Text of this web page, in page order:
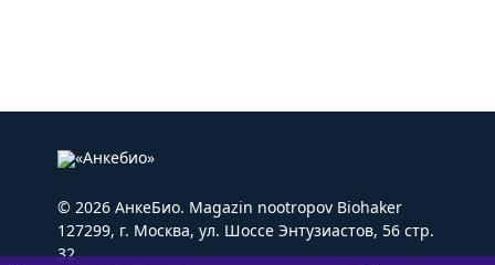
© 2026 АнкеБио. Magazin nootropov Biohaker
127299, г. Москва, ул. Шоссе Энтузиастов, 56 стр.
32